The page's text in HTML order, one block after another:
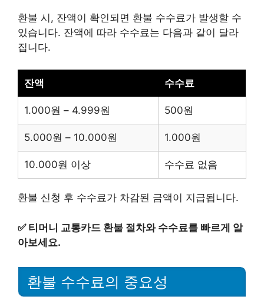
환불 시, 잔액이 확인되면 환불 수수료가 발생할 수
있습니다. 잔액에 따라 수수료는 다음과 같이 달라
집니다.
잔액 수수료
1.000원 – 4.999원 500원
5.000원 – 10.000원 1.000원
10.000원 이상 수수료 없음
환불 신청 후 수수료가 차감된 금액이 지급됩니다.
✅ 티머니 교통카드 환불 절차와 수수료를 빠르게 알
아보세요.
환불 수수료의 중요성